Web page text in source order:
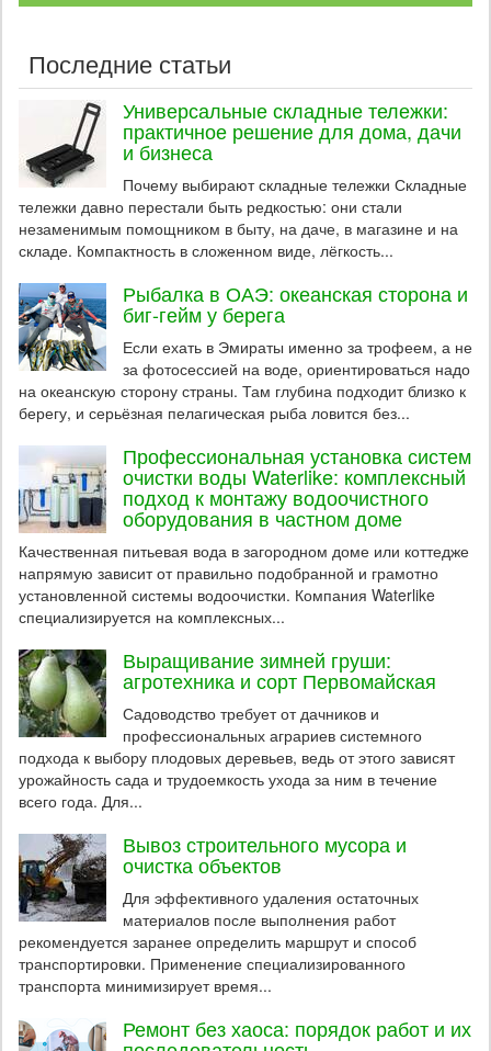
Последние статьи
Универсальные складные тележки:
практичное решение для дома, дачи
и бизнеса
Почему выбирают складные тележки Складные
тележки давно перестали быть редкостью: они стали
незаменимым помощником в быту, на даче, в магазине и на
складе. Компактность в сложенном виде, лёгкость...
Рыбалка в ОАЭ: океанская сторона и
биг-гейм у берега
Если ехать в Эмираты именно за трофеем, а не
за фотосессией на воде, ориентироваться надо
на океанскую сторону страны. Там глубина подходит близко к
берегу, и серьёзная пелагическая рыба ловится без...
Профессиональная установка систем
очистки воды Waterlike: комплексный
подход к монтажу водоочистного
оборудования в частном доме
Качественная питьевая вода в загородном доме или коттедже
напрямую зависит от правильно подобранной и грамотно
установленной системы водоочистки. Компания Waterlike
специализируется на комплексных...
Выращивание зимней груши:
агротехника и сорт Первомайская
Садоводство требует от дачников и
профессиональных аграриев системного
подхода к выбору плодовых деревьев, ведь от этого зависят
урожайность сада и трудоемкость ухода за ним в течение
всего года. Для...
Вывоз строительного мусора и
очистка объектов
Для эффективного удаления остаточных
материалов после выполнения работ
рекомендуется заранее определить маршрут и способ
транспортировки. Применение специализированного
транспорта минимизирует время...
Ремонт без хаоса: порядок работ и их